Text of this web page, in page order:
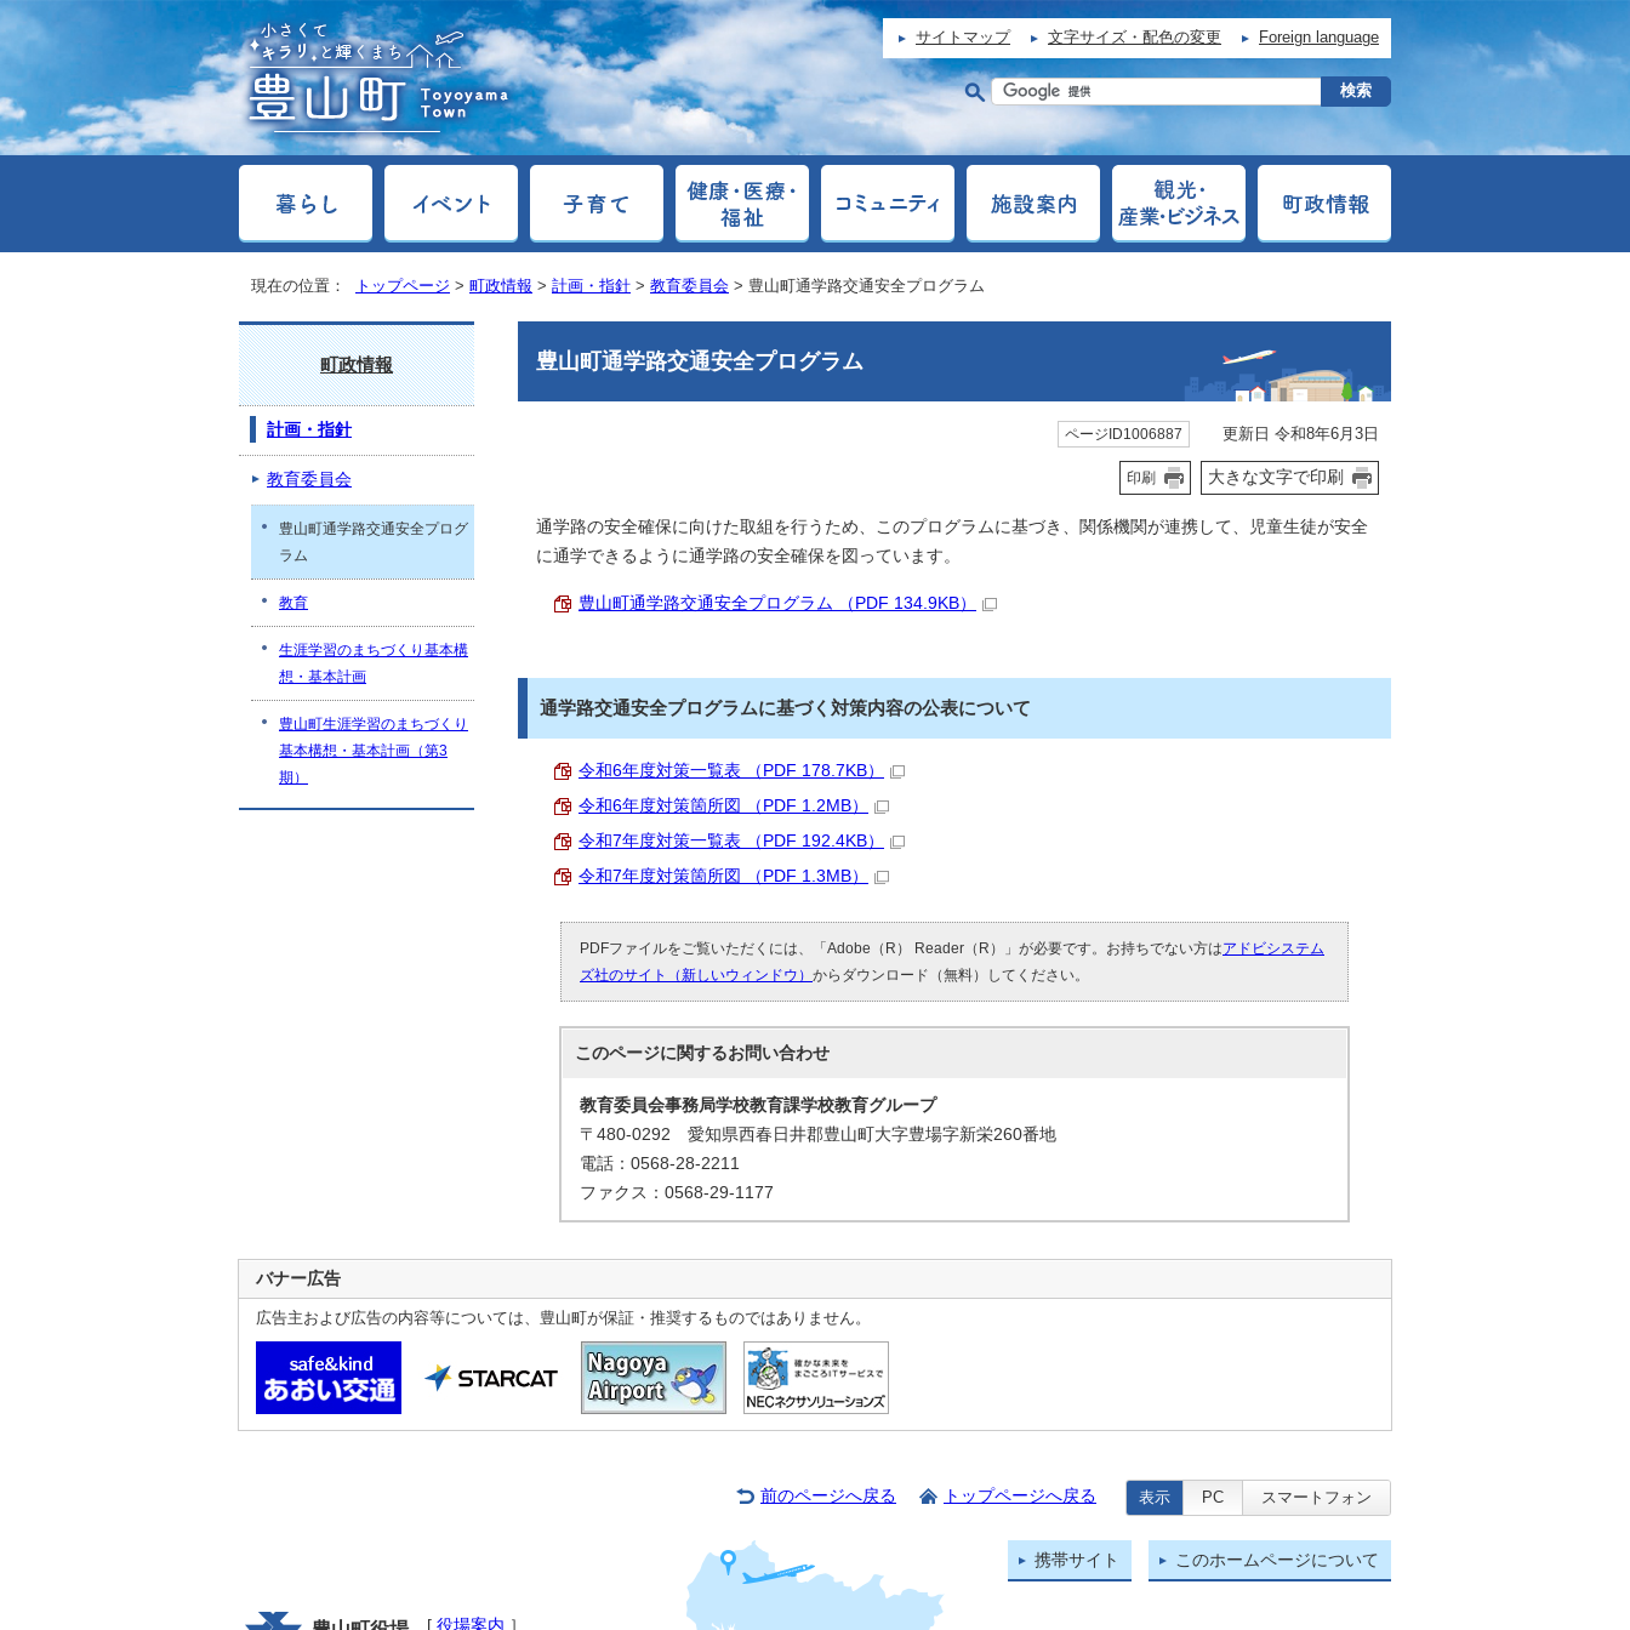
サイトマップ 文字サイズ・配色の変更 Foreign language
現在の位置： トップページ > 町政情報 > 計画・指針 > 教育委員会 > 豊山町通学路交通安全プログラム
豊山町通学路交通安全プログラム
ページID1006887 更新日 令和8年6月3日
印刷 大きな文字で印刷
通学路の安全確保に向けた取組を行うため、このプログラムに基づき、関係機関が連携して、児童生徒が安全
に通学できるように通学路の安全確保を図っています。
豊山町通学路交通安全プログラム （PDF 134.9KB）
通学路交通安全プログラムに基づく対策内容の公表について
令和6年度対策一覧表 （PDF 178.7KB）
令和6年度対策箇所図 （PDF 1.2MB）
令和7年度対策一覧表 （PDF 192.4KB）
令和7年度対策箇所図 （PDF 1.3MB）
PDFファイルをご覧いただくには、「Adobe（R） Reader（R）」が必要です。お持ちでない方はアドビシステム
ズ社のサイト（新しいウィンドウ） からダウンロード（無料）してください。
このページに関するお問い合わせ
教育委員会事務局学校教育課学校教育グループ
〒480-0292 愛知県西春日井郡豊山町大字豊場字新栄260番地
電話：0568-28-2211
ファクス：0568-29-1177
町政情報
計画・指針
教育委員会
豊山町通学路交通安全プログ
ラム
教育
生涯学習のまちづくり基本構
想・基本計画
豊山町生涯学習のまちづくり
基本構想・基本計画（第3
期）
バナー広告
広告主および広告の内容等については、豊山町が保証・推奨するものではありません。
前のページへ戻る トップページへ戻る 表示 PC スマートフォン
携帯サイト このホームページについて
[ 役場案内 ］